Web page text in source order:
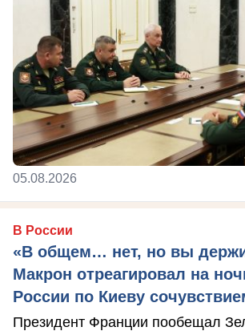
05.08.2026
В России
«В общем… нет, но вы
Макрон отреагировал на
России по Киеву
Президент Франции пообещал